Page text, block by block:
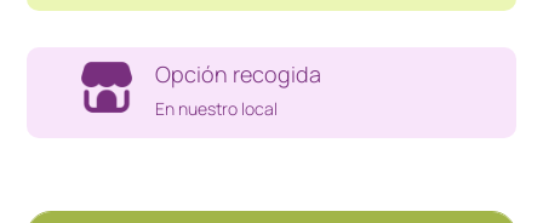
Opción recogida
En nuestro local